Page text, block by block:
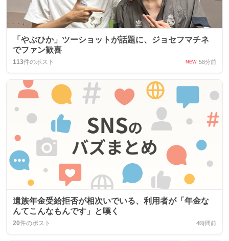
「やぶひか」ツーショットが話題に、ジョセフマチネ
でファン歓喜
113件のポスト NEW 58分前
遺族年金受給拒否が相次いでいる、利用者が「年金な
んてこんなもんです」と嘆く
20件のポスト 4時間前